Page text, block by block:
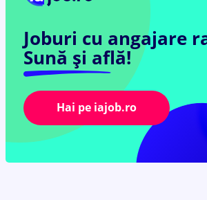
Joburi cu angajare
Sună și află!
Hai pe iajob.ro